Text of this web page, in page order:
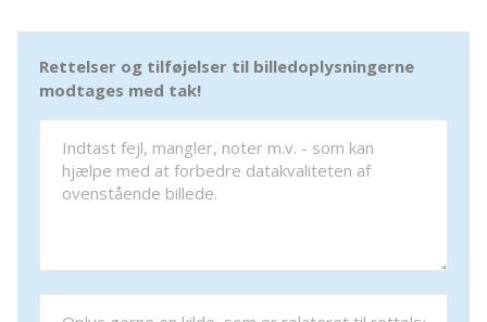
Rettelser og tilføjelser til billedoplysningerne
modtages med tak!